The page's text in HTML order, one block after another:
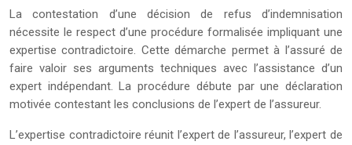
La contestation d’une décision de refus d’indemnisation
nécessite le respect d’une procédure formalisée impliquant une
expertise contradictoire. Cette démarche permet à l’assuré de
faire valoir ses arguments techniques avec l’assistance d’un
expert indépendant. La procédure débute par une déclaration
motivée contestant les conclusions de l’expert de l’assureur.
L’expertise contradictoire réunit l’expert de l’assureur, l’expert de